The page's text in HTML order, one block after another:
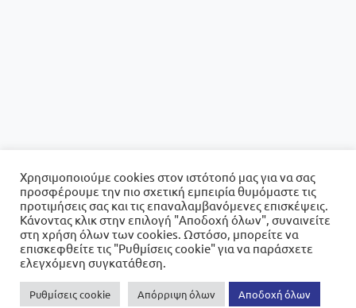
0
Χρησιμοποιούμε cookies στον ιστότοπό μας για να σας
προσφέρουμε την πιο σχετική εμπειρία θυμόμαστε τις
προτιμήσεις σας και τις επαναλαμβανόμενες επισκέψεις.
Κάνοντας κλικ στην επιλογή "Αποδοχή όλων", συναινείτε
στη χρήση όλων των cookies. Ωστόσο, μπορείτε να
επισκεφθείτε τις "Ρυθμίσεις cookie" για να παράσχετε
ελεγχόμενη συγκατάθεση.
Ρυθμίσεις cookie Απόρριψη όλων Αποδοχή όλων